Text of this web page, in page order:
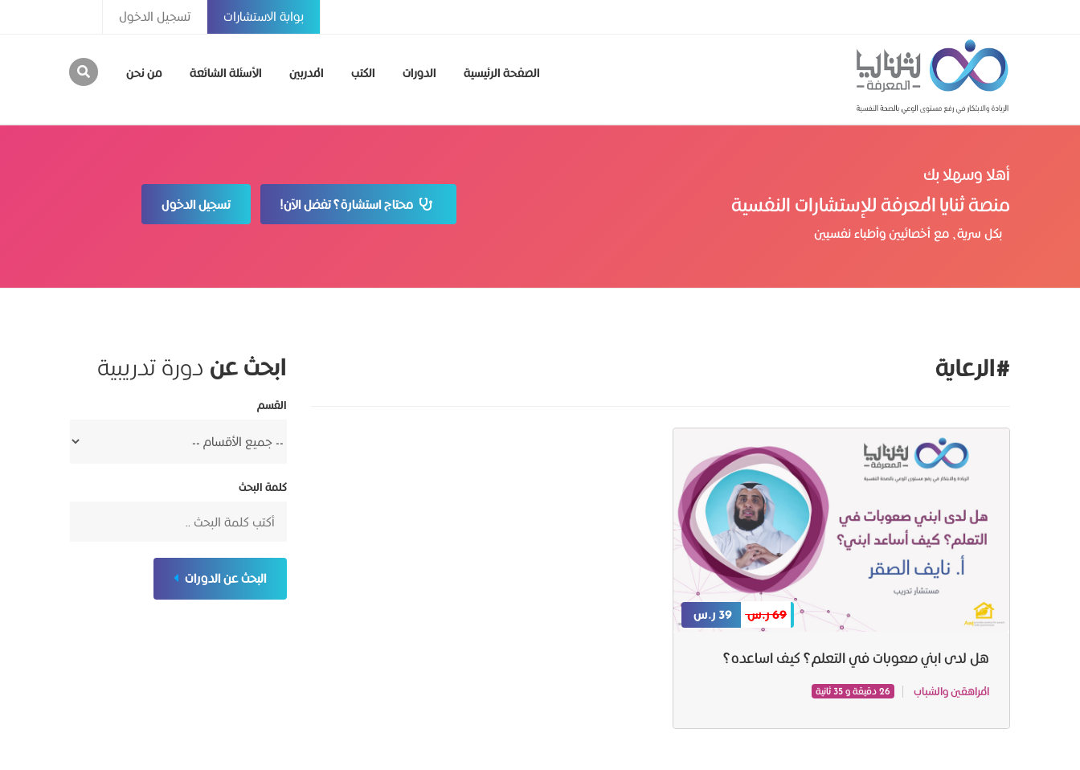
تسجيل الدخول بوابة الاستشارات
الصفحة الرئيسية الدورات الكتب المدربين الأسئلة الشائعة من نحن
أهلا وسهلا بك
منصة ثنايا المعرفة للإستشارات النفسية
بكل سرية، مع أخصائيين وأطباء نفسيين
محتاج استشارة؟ تفضل الآن! تسجيل الدخول
#الرعاية
69 ر.س 39 ر.س
هل لدى ابني صعوبات في التعلم؟ كيف اساعده؟
المراهقين والشباب 26 دقيقة و 35 ثانية
ابحث عن دورة تدريبية
القسم
كلمة البحث
البحث عن الدورات